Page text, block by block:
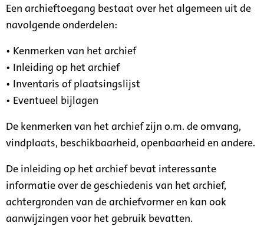
Een archieftoegang bestaat over het algemeen uit de
navolgende onderdelen:
• Kenmerken van het archief
• Inleiding op het archief
• Inventaris of plaatsingslijst
• Eventueel bijlagen
De kenmerken van het archief zijn o.m. de omvang,
vindplaats, beschikbaarheid, openbaarheid en andere.
De inleiding op het archief bevat interessante
informatie over de geschiedenis van het archief,
achtergronden van de archiefvormer en kan ook
aanwijzingen voor het gebruik bevatten.